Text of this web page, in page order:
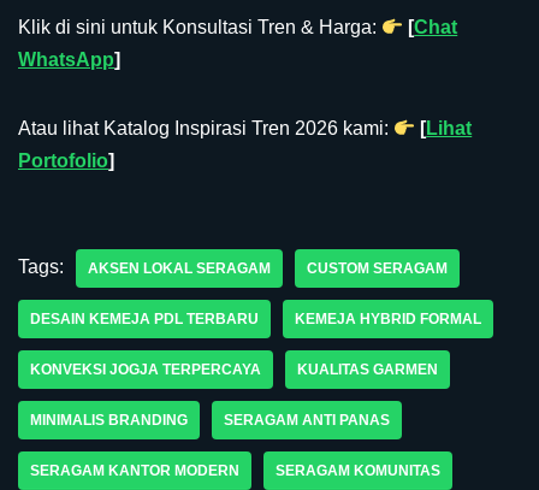
Klik di sini untuk Konsultasi Tren & Harga: [Chat
WhatsApp]
Atau lihat Katalog Inspirasi Tren 2026 kami: [Lihat
Portofolio]
Tags: AKSEN LOKAL SERAGAM CUSTOM SERAGAM
DESAIN KEMEJA PDL TERBARU KEMEJA HYBRID FORMAL
KONVEKSI JOGJA TERPERCAYA KUALITAS GARMEN
MINIMALIS BRANDING SERAGAM ANTI PANAS
SERAGAM KANTOR MODERN SERAGAM KOMUNITAS